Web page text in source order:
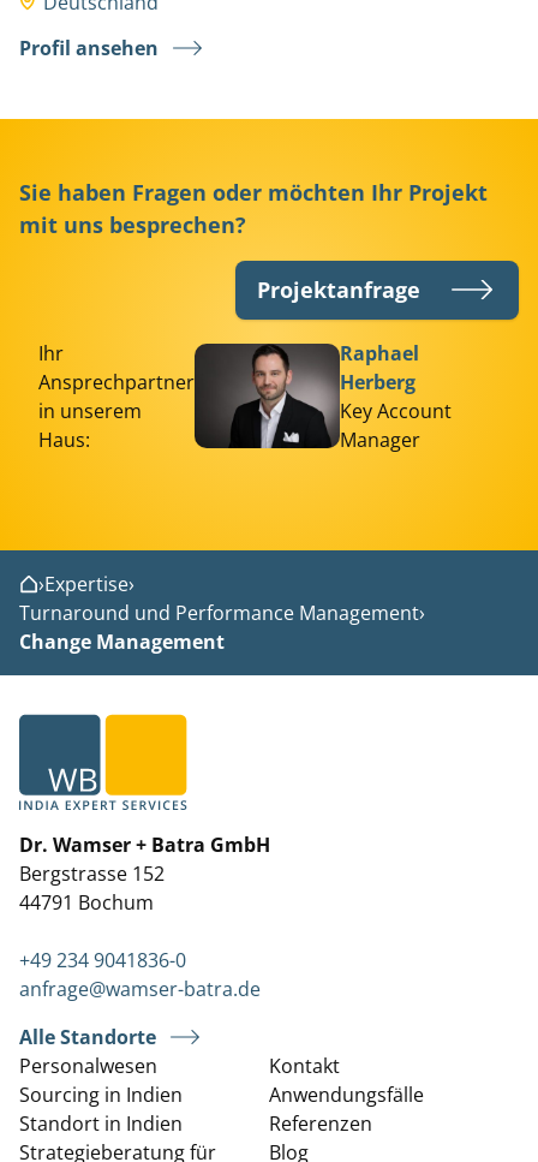
Profil ansehen
Sie haben Fragen oder möchten Ihr Projekt
mit uns besprechen?
Projektanfrage
Ihr
Ansprechpartner
in unserem
Haus:
Raphael
Herberg
Key Account
Manager
Home
›Expertise›
Turnaround und Performance Management›
Change Management
Dr. Wamser + Batra GmbH
Bergstrasse 152
44791 Bochum
+49 234 9041836-0
anfrage@wamser-batra.de
Alle Standorte
Personalwesen
Sourcing in Indien
Standort in Indien
Strategieberatung für
Kontakt
Anwendungsfälle
Referenzen
Blog